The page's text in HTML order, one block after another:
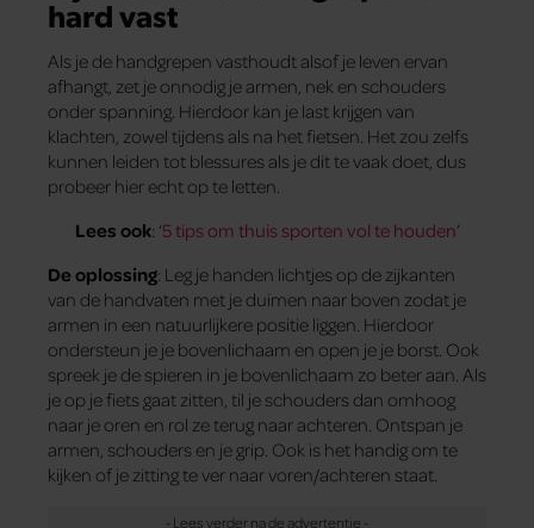
hard vast
Als je de handgrepen vasthoudt alsof je leven ervan
afhangt, zet je onnodig je armen, nek en schouders
onder spanning. Hierdoor kan je last krijgen van
klachten, zowel tijdens als na het fietsen. Het zou zelfs
kunnen leiden tot blessures als je dit te vaak doet, dus
probeer hier echt op te letten.
Lees ook: ‘5 tips om thuis sporten vol te houden’
De oplossing: Leg je handen lichtjes op de zijkanten
van de handvaten met je duimen naar boven zodat je
armen in een natuurlijkere positie liggen. Hierdoor
ondersteun je je bovenlichaam en open je je borst. Ook
spreek je de spieren in je bovenlichaam zo beter aan. Als
je op je fiets gaat zitten, til je schouders dan omhoog
naar je oren en rol ze terug naar achteren. Ontspan je
armen, schouders en je grip. Ook is het handig om te
kijken of je zitting te ver naar voren/achteren staat.